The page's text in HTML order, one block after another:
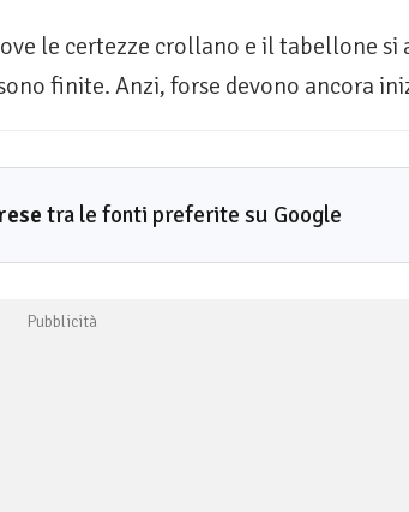
le certezze crollano e il tabellone si
finite. Anzi, forse devono ancora
tra le fonti preferite su Google